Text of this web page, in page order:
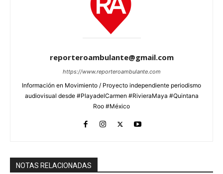
reporteroambulante@gmail.com
https://www.reporteroambulante.com
Información en Movimiento / Proyecto independiente periodismo
audiovisual desde #PlayadelCarmen #RivieraMaya #Quintana
Roo #México
NOTAS RELACIONADAS